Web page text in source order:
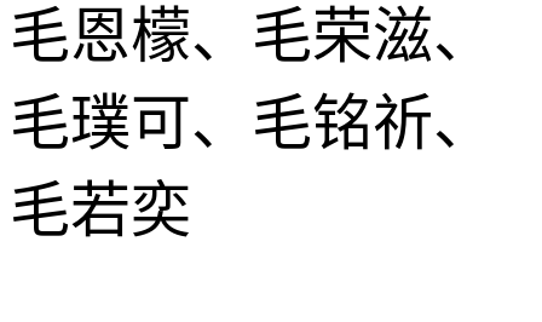
毛恩檬、毛荣滋、
毛璞可、毛铭祈、
毛若奕